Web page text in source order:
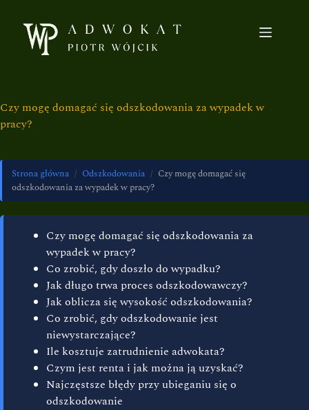
Czy mogę domagać się odszkodowania za wypadek w
pracy?
Strona główna / Odszkodowania / Czy mogę domagać się
odszkodowania za wypadek w pracy?
Czy mogę domagać się odszkodowania za
wypadek w pracy?
Co zrobić, gdy doszło do wypadku?
Jak długo trwa proces odszkodowawczy?
Jak oblicza się wysokość odszkodowania?
Co zrobić, gdy odszkodowanie jest
niewystarczające?
Ile kosztuje zatrudnienie adwokata?
Czym jest renta i jak można ją uzyskać?
Najczęstsze błędy przy ubieganiu się o
odszkodowanie